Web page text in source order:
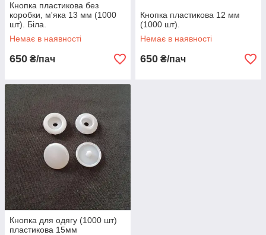
Кнопка пластикова без
коробки, м'яка 13 мм (1000
шт). Біла.
Немає в наявності
650 ₴/пач
Кнопка пластикова 12 мм
(1000 шт).
Немає в наявності
650 ₴/пач
Кнопка для одягу (1000 шт)
пластикова 15мм